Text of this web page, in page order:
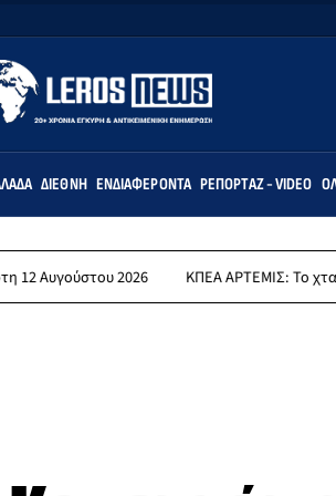
ΔΙΕΘΝΉ ΕΝΔΙΑΦΈΡΟΝΤΑ ΡΕΠΟΡΤΆΖ - VIDEO
ΚΠΕΑ ΑΡΤΕΜΙΣ: Το χταποδοπίλαφο